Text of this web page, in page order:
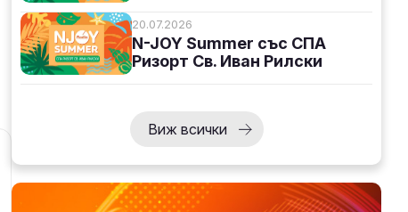
20.07.2026
N-JOY Summer със СПА
Ризорт Св. Иван Рилски
Виж всички